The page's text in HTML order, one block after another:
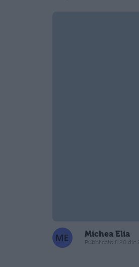
Michea Elia
Pubblicato il 20 dic